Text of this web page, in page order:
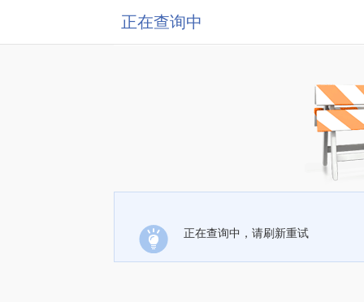
正在查询中
正在查询中，请刷新重试